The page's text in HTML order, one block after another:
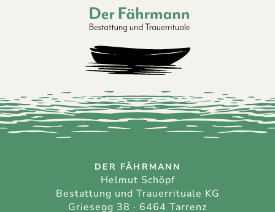
Der Fährmann - Bestattung und
DER FÄHRMANN
Helmut Schöpf
Bestattung und Trauerrituale KG
Griesegg 38 · 6464 Tarrenz